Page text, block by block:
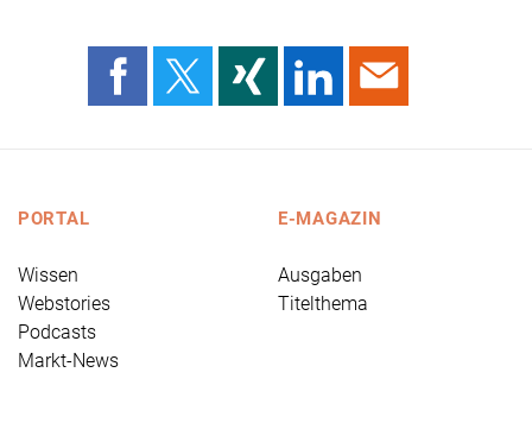
PORTAL
Wissen
Webstories
Podcasts
Markt-News
E-MAGAZIN
Ausgaben
Titelthema